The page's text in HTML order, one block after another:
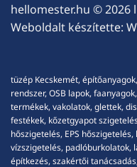
hellomester.hu © 2026 l
Weboldalt készítette:
tüzép Kecskemét,
rendszer, OSB lapok,
termékek, vakolatok, glettek,
festékek, kőzetgyapot
hőszigetelés, EPS
vízszigetelés, padlóburkolatok,
építkezés, szakértői